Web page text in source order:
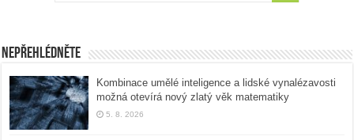
Nepřehlédněte
Kombinace umělé inteligence a lidské vynalézavosti
možná otevírá nový zlatý věk matematiky
5. 8. 2026